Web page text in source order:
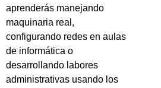
aprenderás manejando
maquinaria real,
configurando redes en aulas
de informática o
desarrollando labores
administrativas usando los